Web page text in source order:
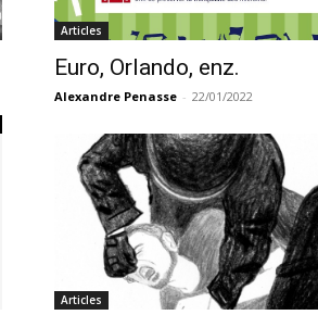
Articles
Euro, Orlando, enz.
Alexandre Penasse - 22/01/2022
Articles